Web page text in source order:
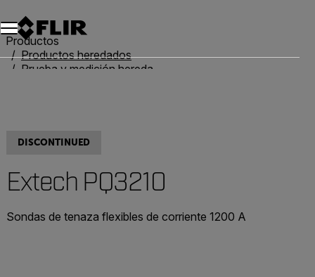
Unread messages
Modelo
Eliminar
artículos
artículo
Añadir al carro
Añadido al carro
Productos
Productos heredados
Prueba y medición heredadas
DISCONTINUED
Extech PQ3210
Sondas de tenaza flexibles de corriente 1200 A